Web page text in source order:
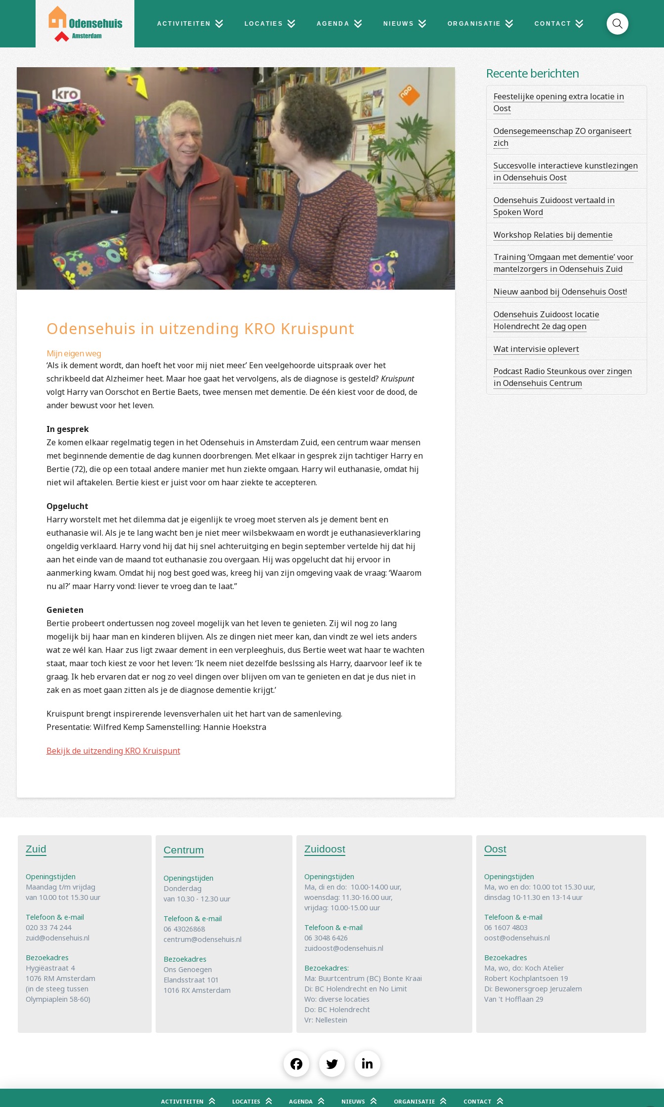
ACTIVITEITEN LOCATIES AGENDA NIEUWS ORGANISATIE CONTACT
Odensehuis in uitzending KRO Kruispunt
Mijn eigen weg
‘Als ik dement wordt, dan hoeft het voor mij niet meer.’ Een veelgehoorde uitspraak over het
schrikbeeld dat Alzheimer heet. Maar hoe gaat het vervolgens, als de diagnose is gesteld? Kruispunt
volgt Harry van Oorschot en Bertie Baets, twee mensen met dementie. De één kiest voor de dood, de
ander bewust voor het leven.
In gesprek
Ze komen elkaar regelmatig tegen in het Odensehuis in Amsterdam Zuid, een centrum waar mensen
met beginnende dementie de dag kunnen doorbrengen. Met elkaar in gesprek zijn tachtiger Harry en
Bertie (72), die op een totaal andere manier met hun ziekte omgaan. Harry wil euthanasie, omdat hij
niet wil aftakelen. Bertie kiest er juist voor om haar ziekte te accepteren.
Opgelucht
Harry worstelt met het dilemma dat je eigenlijk te vroeg moet sterven als je dement bent en
euthanasie wil. Als je te lang wacht ben je niet meer wilsbekwaam en wordt je euthanasieverklaring
ongeldig verklaard. Harry vond hij dat hij snel achteruitging en begin september vertelde hij dat hij
aan het einde van de maand tot euthanasie zou overgaan. Hij was opgelucht dat hij ervoor in
aanmerking kwam. Omdat hij nog best goed was, kreeg hij van zijn omgeving vaak de vraag: ‘Waarom
nu al?’ maar Harry vond: liever te vroeg dan te laat.”
Genieten
Bertie probeert ondertussen nog zoveel mogelijk van het leven te genieten. Zij wil nog zo lang
mogelijk bij haar man en kinderen blijven. Als ze dingen niet meer kan, dan vindt ze wel iets anders
wat ze wél kan. Haar zus ligt zwaar dement in een verpleeghuis, dus Bertie weet wat haar te wachten
staat, maar toch kiest ze voor het leven: ‘Ik neem niet dezelfde beslssing als Harry, daarvoor leef ik te
graag. Ik heb ervaren dat er nog zo veel dingen over blijven om van te genieten en dat je dus niet in
zak en as moet gaan zitten als je de diagnose dementie krijgt.’
Kruispunt brengt inspirerende levensverhalen uit het hart van de samenleving.
Presentatie: Wilfred Kemp Samenstelling: Hannie Hoekstra
Bekijk de uitzending KRO Kruispunt
Recente berichten
Feestelijke opening extra locatie in
Oost
Odensegemeenschap ZO organiseert
zich
Succesvolle interactieve kunstlezingen
in Odensehuis Oost
Odensehuis Zuidoost vertaald in
Spoken Word
Workshop Relaties bij dementie
Training ‘Omgaan met dementie’ voor
mantelzorgers in Odensehuis Zuid
Nieuw aanbod bij Odensehuis Oost!
Odensehuis Zuidoost locatie
Holendrecht 2e dag open
Wat intervisie oplevert
Podcast Radio Steunkous over zingen
in Odensehuis Centrum
Zuid
Openingstijden
Maandag t/m vrijdag
van 10.00 tot 15.30 uur
Telefoon & e-mail
020 33 74 244
zuid@odensehuis.nl
Bezoekadres
Hygiëastraat 4
1076 RM Amsterdam
(in de steeg tussen
Olympiaplein 58-60)
Centrum
Openingstijden
Donderdag
van 10.30 - 12.30 uur
Telefoon & e-mail
06 43026868
centrum@odensehuis.nl
Bezoekadres
Ons Genoegen
Elandsstraat 101
1016 RX Amsterdam
Zuidoost
Openingstijden
Ma, di en do: 10.00-14.00 uur,
woensdag: 11.30-16.00 uur,
vrijdag: 10.00-15.00 uur
Telefoon & e-mail
06 3048 6426
zuidoost@odensehuis.nl
Bezoekadres:
Ma: Buurtcentrum (BC) Bonte Kraai
Di: BC Holendrecht en No Limit
Wo: diverse locaties
Do: BC Holendrecht
Vr: Nellestein
Oost
Openingstijden
Ma, wo en do: 10.00 tot 15.30 uur,
dinsdag 10-11.30 en 13-14 uur
Telefoon & e-mail
06 1607 4803
oost@odensehuis.nl
Bezoekadres
Ma, wo, do: Koch Atelier
Robert Kochplantsoen 19
Di: Bewonersgroep Jeruzalem
Van 't Hofflaan 29
ACTIVITEITEN LOCATIES AGENDA NIEUWS ORGANISATIE CONTACT